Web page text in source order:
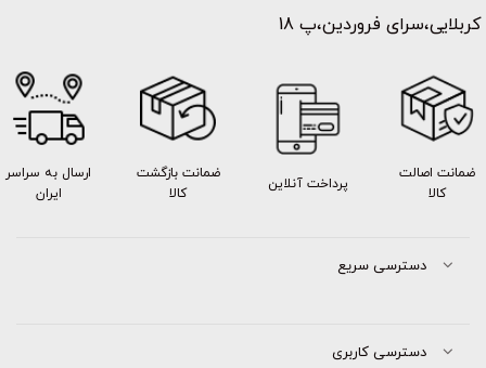
کربلایی،سرای فروردین،پ 18
ضمانت اصالت
کالا
پرداخت آنلاین
ضمانت بازگشت
کالا
ارسال به سراسر
ایران
دسترسی سریع
دسترسی کاربری